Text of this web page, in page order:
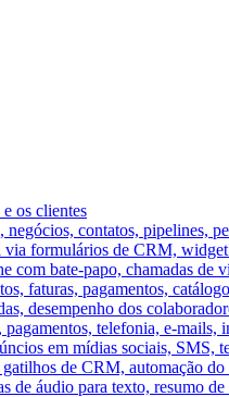
os clientes
negócios, contatos, pipelines,
via formulários de CRM,
com bate-papo, chamadas de
faturas, pagamentos,
desempenho dos
telefonia, e-mails,
em mídias sociais, SMS,
de CRM, automação
de áudio para texto, resumo